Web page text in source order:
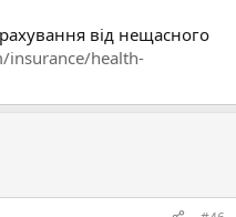
від нещасного
insurance/health-